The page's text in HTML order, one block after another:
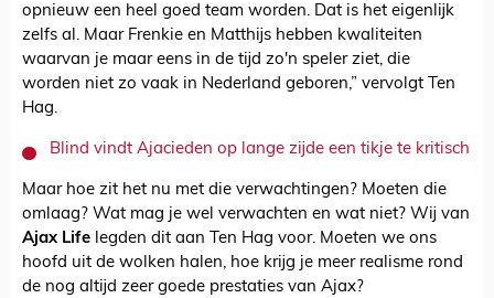
opnieuw een heel goed team worden. Dat is het eigenlijk
zelfs al. Maar Frenkie en Matthijs hebben kwaliteiten
waarvan je maar eens in de tijd zo'n speler ziet, die
worden niet zo vaak in Nederland geboren,” vervolgt Ten
Hag.
Blind vindt Ajacieden op lange zijde een tikje te kritisch
Maar hoe zit het nu met die verwachtingen? Moeten die
omlaag? Wat mag je wel verwachten en wat niet? Wij van
Ajax Life legden dit aan Ten Hag voor. Moeten we ons
hoofd uit de wolken halen, hoe krijg je meer realisme rond
de nog altijd zeer goede prestaties van Ajax?